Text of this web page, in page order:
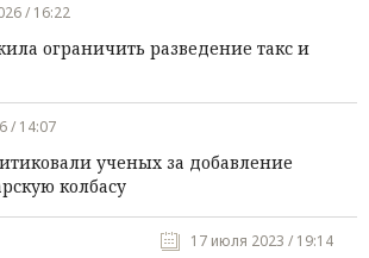
/ 16:22
ограничить разведение такс и
/ 14:07
ученых за добавление
колбасу
17 июля 2023 / 19:14